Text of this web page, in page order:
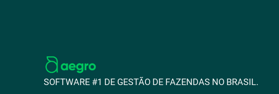
SOFTWARE #1 DE GESTÃO DE FAZENDAS NO BRASIL.